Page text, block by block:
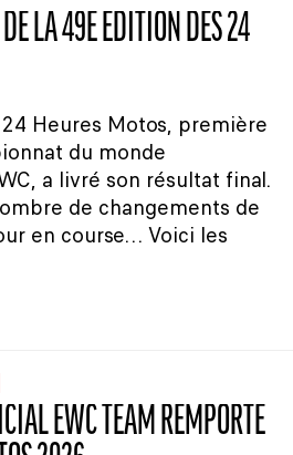
LA 49E ÉDITION DES 24
Heures Motos, première
du monde
a livré son résultat final.
de changements de
en course… Voici les
EWC TEAM REMPORTE